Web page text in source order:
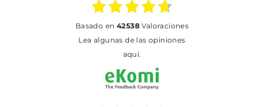
basado en 42538Valoraciones
Lea algunas de las opiniones
aquí.